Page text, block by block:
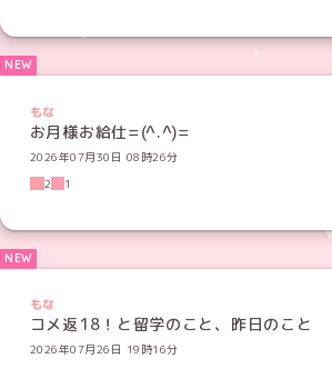
もな
お月様お給仕=(^.^)=
2026年07月30日 08時26分
2
1
もな
コメ返18！と留学のこと、昨日のこと
2026年07月26日 19時16分